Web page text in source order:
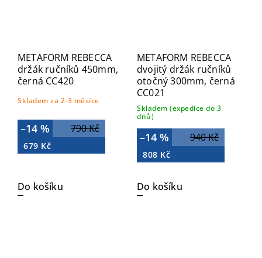
METAFORM REBECCA
držák ručníků 450mm,
černá CC420
Skladem za 2-3 měsíce
790 Kč
–14 %
679 Kč
Do košíku
METAFORM REBECCA
dvojitý držák ručníků
otočný 300mm, černá
CC021
Skladem (expedice do 3
dnů)
940 Kč
–14 %
808 Kč
Do košíku